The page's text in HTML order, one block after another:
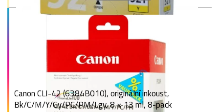
Canon CLI-42 (6384B010), originální inkoust,
Bk/C/M/Y/Gy/PC/PM/Lgy, 8 × 13 ml, 8-pack